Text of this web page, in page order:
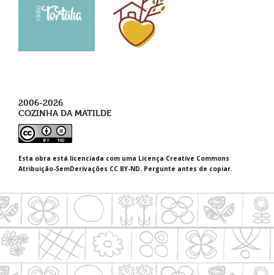
2006-2026
COZINHA DA MATILDE
Esta obra está licenciada com uma Licença Creative Commons
Atribuição-SemDerivações CC BY-ND. Pergunte antes de copiar.